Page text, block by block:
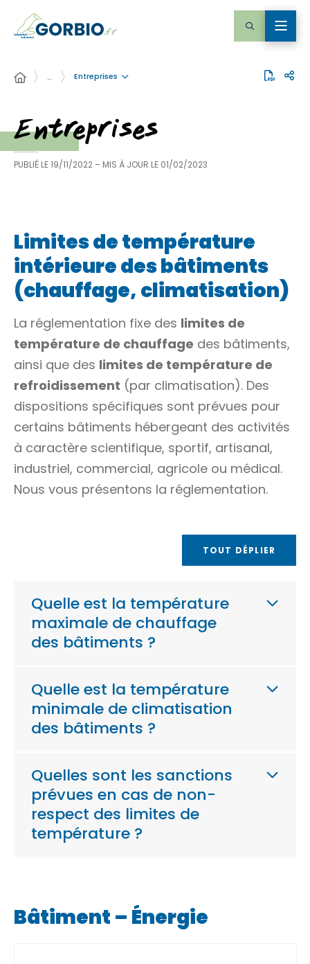
… Entreprises
Entreprises
PUBLIÉ LE19/11/2022 – MIS À JOUR LE 01/02/2023
Limites de température
intérieure des bâtiments
(chauffage, climatisation)
La réglementation fixe des limites de
température de chauffage des bâtiments,
ainsi que des limites de température de
refroidissement (par climatisation). Des
dispositions spécifiques sont prévues pour
certains bâtiments hébergeant des activités
à caractère scientifique, sportif, artisanal,
industriel, commercial, agricole ou médical.
Nous vous présentons la réglementation.
TOUT DÉPLIER
Quelle est la température
maximale de chauffage
des bâtiments ?
Quelle est la température
minimale de climatisation
des bâtiments ?
Quelles sont les sanctions
prévues en cas de non-
respect des limites de
température ?
Bâtiment – Énergie